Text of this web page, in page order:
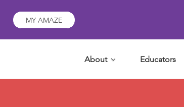
MY AMAZE
Educators
About